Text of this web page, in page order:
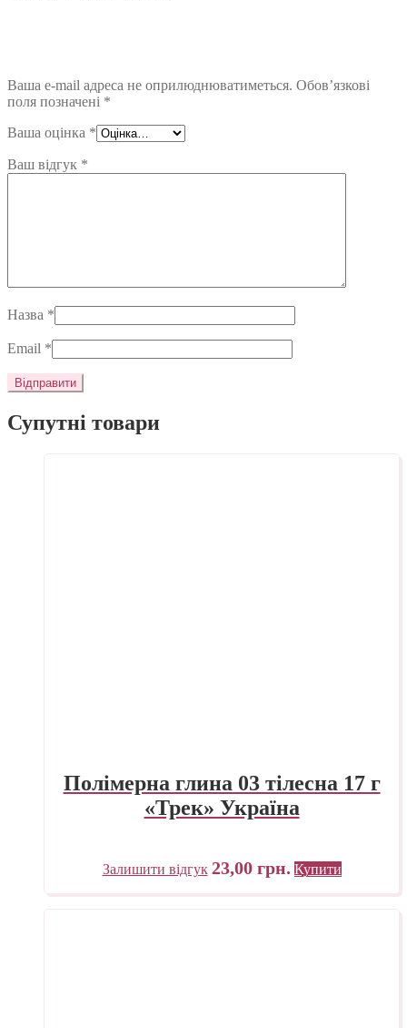
Ваша e-mail адреса не оприлюднюватиметься. Обов’язкові
поля позначені *
Ваша оцінка *
Ваш відгук *
Назва *
Email *
Супутні товари
Полімерна глина 03 тілесна 17 г
«Трек» Україна
Залишити відгук 23,00 грн. Купити